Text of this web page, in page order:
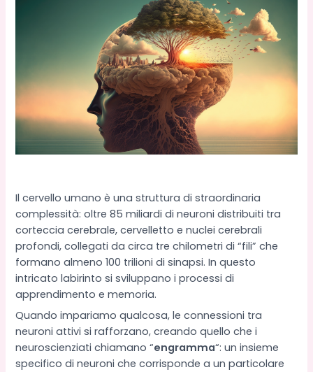
Il cervello umano è una struttura di straordinaria
complessità: oltre 85 miliardi di neuroni distribuiti tra
corteccia cerebrale, cervelletto e nuclei cerebrali
profondi, collegati da circa tre chilometri di “fili” che
formano almeno 100 trilioni di sinapsi. In questo
intricato labirinto si sviluppano i processi di
apprendimento e memoria.
Quando impariamo qualcosa, le connessioni tra
neuroni attivi si rafforzano, creando quello che i
neuroscienziati chiamano “engramma“: un insieme
specifico di neuroni che corrisponde a un particolare